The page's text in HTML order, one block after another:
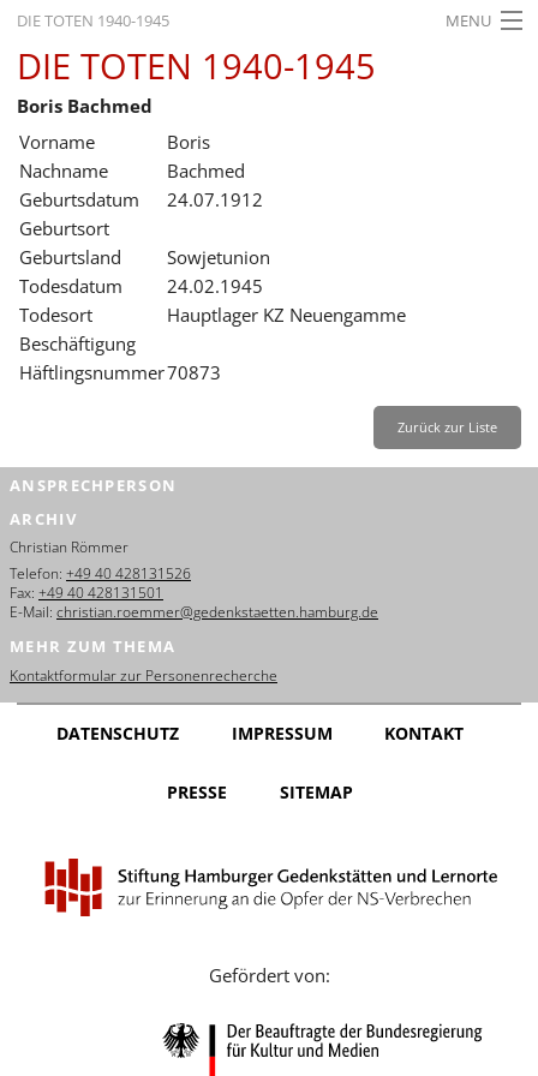
DIE TOTEN 1940-1945 MENU
STARTSEITE
AKTUELLES
AUSSTELLUNGEN
GESCHICHTE
BILDUNG
FORSCHUNG
SERVICE
Français
Dansk
Español
Nederlands
Português
Русский
Leichte Sprache
DIE TOTEN 1940-1945
Boris Bachmed
Vorname
Boris
Nachname
Bachmed
Geburtsdatum
24.07.1912
Geburtsort
Geburtsland
Sowjetunion
Todesdatum
24.02.1945
Todesort
Hauptlager KZ Neuengamme
Beschäftigung
Häftlingsnummer70873
Zurück zur Liste
ANSPRECHPERSON
ARCHIV
Christian Römmer
Telefon: +49 40 428131526
Fax: +49 40 428131501
E-Mail: christian.roemmer@gedenkstaetten.hamburg.de
MEHR ZUM THEMA
Kontaktformular zur Personenrecherche
DATENSCHUTZ IMPRESSUM KONTAKT
PRESSE SITEMAP
Gefördert von: